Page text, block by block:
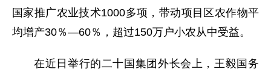
国家推广农业技术1000多项，带动项目区农作物平
均增产30％—60％，超过150万户小农从中受益。
在近日举行的二十国集团外长会上，王毅国务